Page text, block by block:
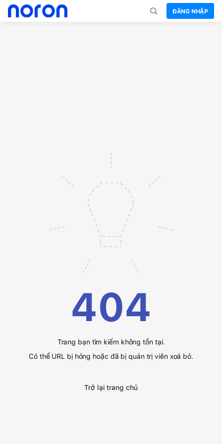
ĐĂNG NHẬP
404
Trang bạn tìm kiếm không tồn tại.
Có thể URL bị hỏng hoặc đã bị quản trị viên xoá bỏ.
Trở lại trang chủ